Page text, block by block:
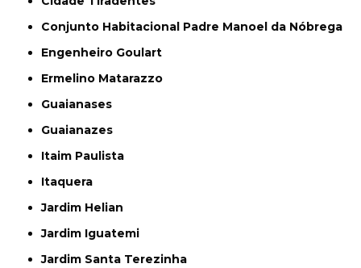
Conjunto Habitacional Padre Manoel da Nóbrega
Engenheiro Goulart
Ermelino Matarazzo
Guaianases
Guaianazes
Itaim Paulista
Itaquera
Jardim Helian
Jardim Iguatemi
Jardim Santa Terezinha